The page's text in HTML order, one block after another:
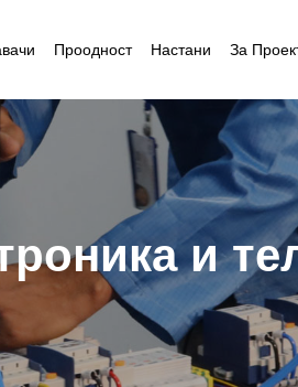
Проодност Настани За
и